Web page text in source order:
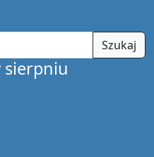
Szukaj
sierpniu